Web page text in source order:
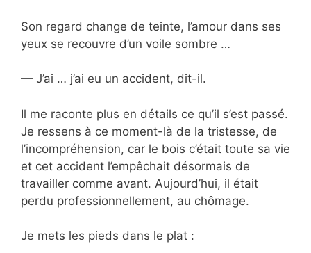
Son regard change de teinte, l’amour dans ses
yeux se recouvre d’un voile sombre …
— J’ai … j’ai eu un accident, dit-il.
Il me raconte plus en détails ce qu’il s’est passé.
Je ressens à ce moment-là de la tristesse, de
l’incompréhension, car le bois c’était toute sa vie
et cet accident l’empêchait désormais de
travailler comme avant. Aujourd’hui, il était
perdu professionnellement, au chômage.
Je mets les pieds dans le plat :